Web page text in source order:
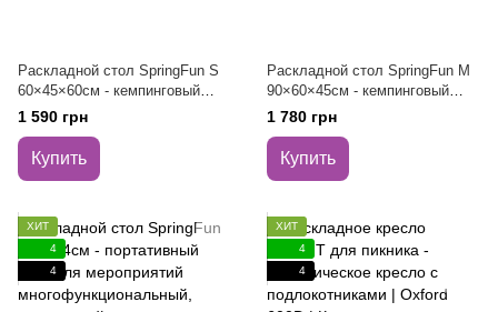
Раскладной стол SpringFun S
60×45×60см - кемпинговый
портативный стол для туризма
Металлический каркас 30кг
1 590 грн
Купить
Раскладной стол SpringFun M
90×60×45см - кемпинговый
портативный стол для туризма
Металлический каркас 30кг
1 780 грн
Купить
ХИТ
4
4
ХИТ
4
4